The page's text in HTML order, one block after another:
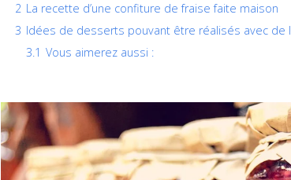
2 La recette d’une confiture de fraise faite maison
3 Idées de desserts pouvant être réalisés avec de
3.1 Vous aimerez aussi :